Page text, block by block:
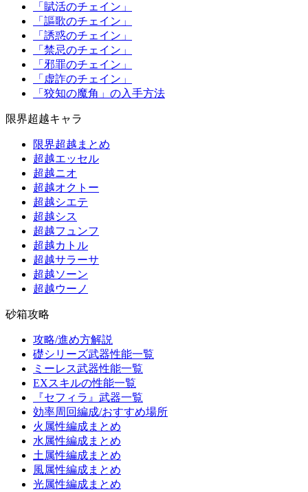
「賦活のチェイン」
「謳歌のチェイン」
「誘惑のチェイン」
「禁忌のチェイン」
「邪罪のチェイン」
「虚詐のチェイン」
「狡知の魔角」の入手方法
限界超越キャラ
限界超越まとめ
超越エッセル
超越ニオ
超越オクトー
超越シエテ
超越シス
超越フュンフ
超越カトル
超越サラーサ
超越ソーン
超越ウーノ
砂箱攻略
攻略/進め方解説
礎シリーズ武器性能一覧
ミーレス武器性能一覧
EXスキルの性能一覧
『セフィラ』武器一覧
効率周回編成/おすすめ場所
火属性編成まとめ
水属性編成まとめ
土属性編成まとめ
風属性編成まとめ
光属性編成まとめ